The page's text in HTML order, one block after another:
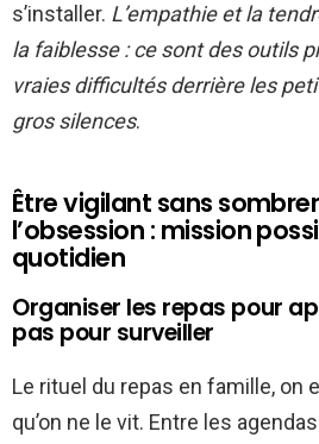
s’installer. L’empathie et la
la faiblesse : ce sont des outils
vraies difficultés derrière les
gros silences.
Être vigilant sans
l’obsession : mission
quotidien
Organiser les repas pour
pas pour surveiller
Le rituel du repas en famille, on
qu’on ne le vit. Entre les